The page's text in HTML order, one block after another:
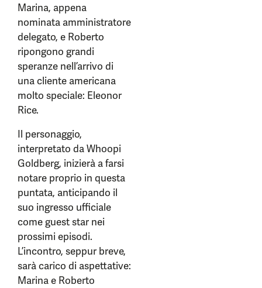
Marina, appena
nominata amministratore
delegato, e Roberto
ripongono grandi
speranze nell’arrivo di
una cliente americana
molto speciale: Eleonor
Rice.
Il personaggio,
interpretato da Whoopi
Goldberg, inizierà a farsi
notare proprio in questa
puntata, anticipando il
suo ingresso ufficiale
come guest star nei
prossimi episodi.
L’incontro, seppur breve,
sarà carico di aspettative:
Marina e Roberto